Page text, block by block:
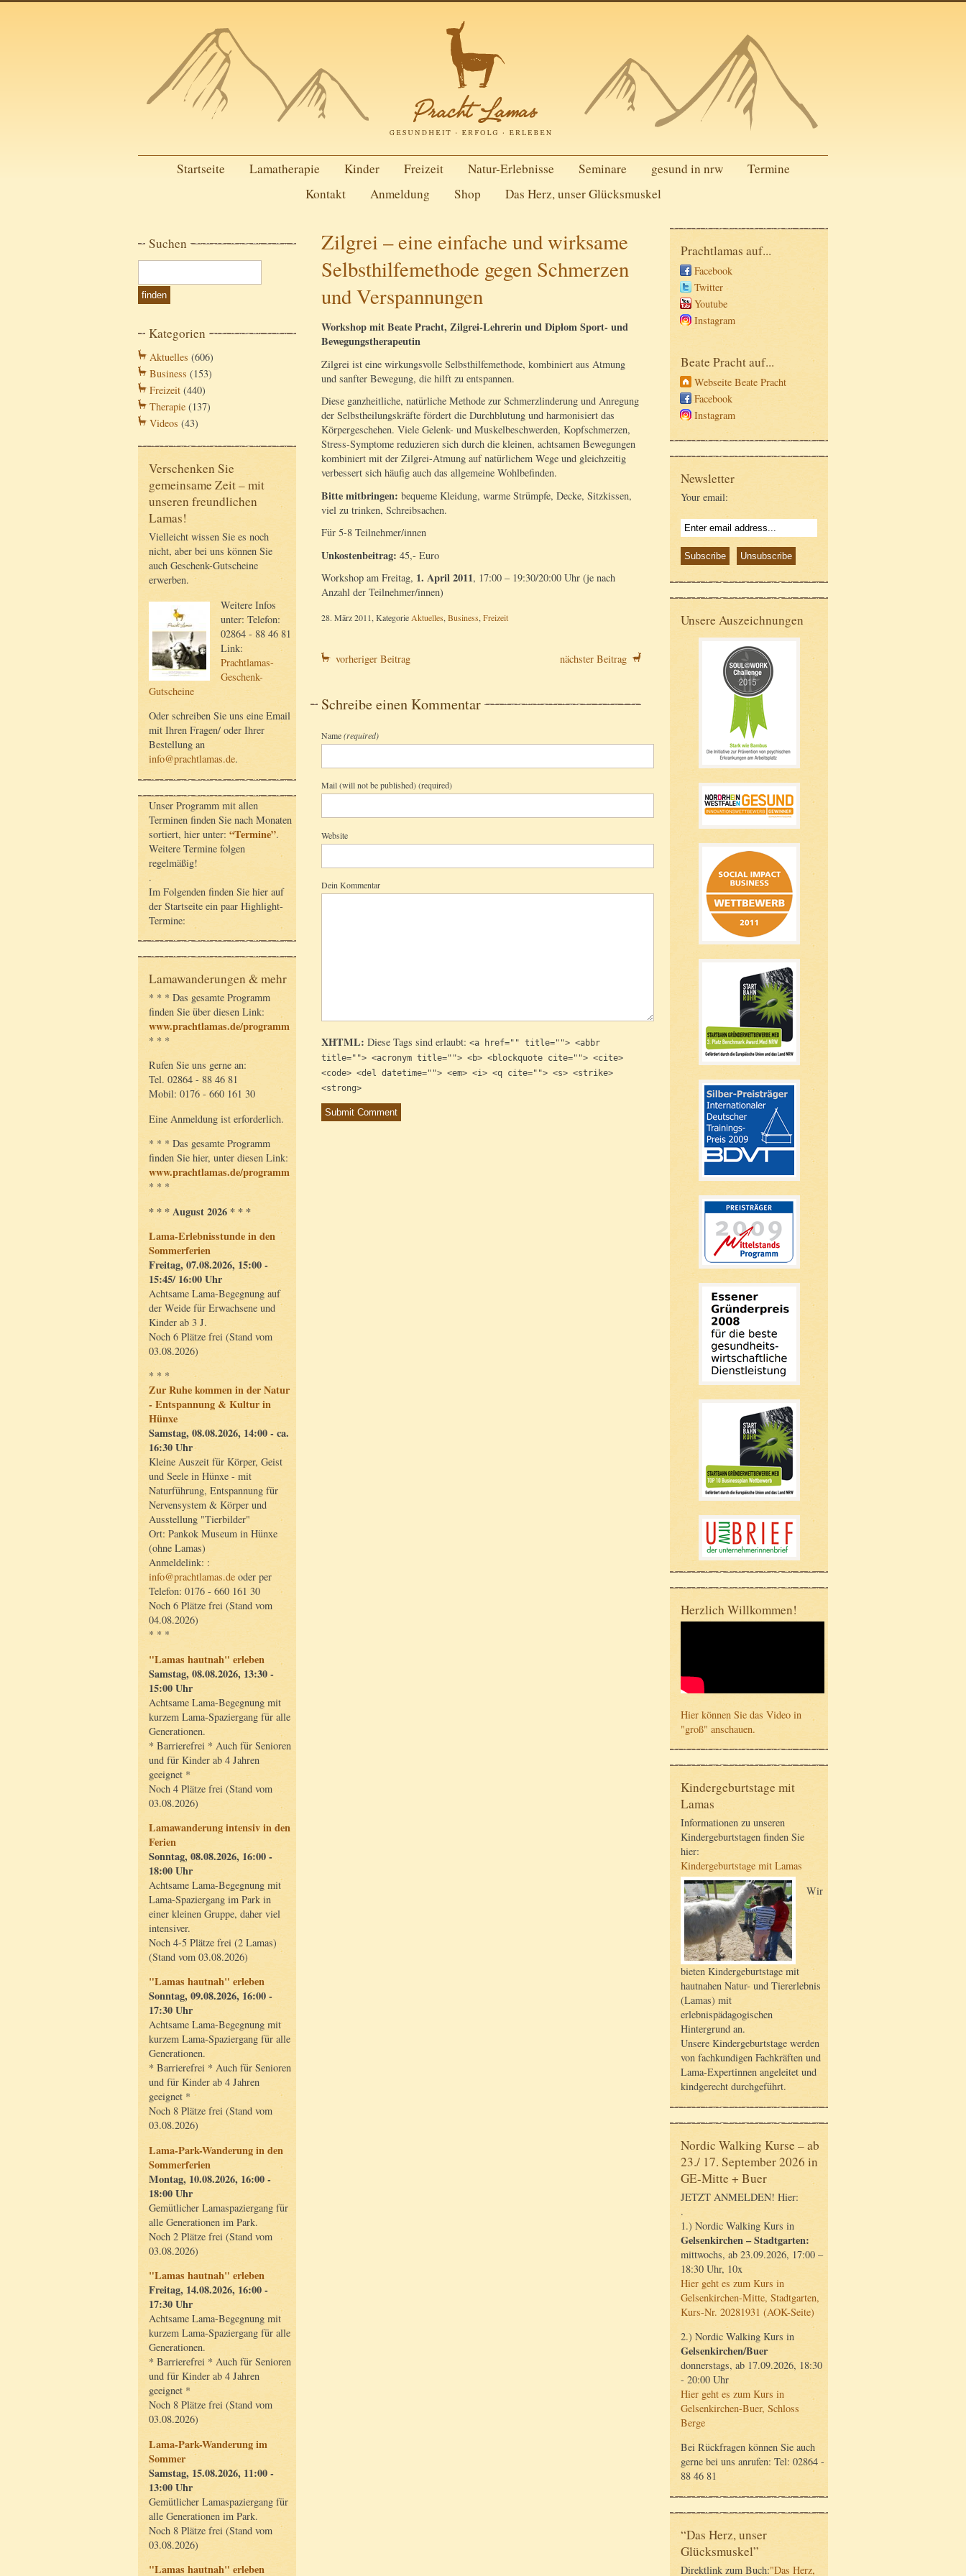
Startseite Lamatherapie Kinder Freizeit Natur-Erlebnisse Seminare gesund in nrw
Termine
Kontakt
Anmeldung Shop Das Herz, unser Glücksmuskel
Suchen
Kategorien
Aktuelles (606)
Business (153)
Freizeit (440)
Therapie (137)
Videos (43)
Verschenken Sie
gemeinsame Zeit – mit
unseren freundlichen
Lamas!
Vielleicht wissen Sie es noch
nicht, aber bei uns können Sie
auch Geschenk-Gutscheine
erwerben.
Weitere Infos
unter: Telefon:
02864 - 88 46 81
Link:
Prachtlamas-
Geschenk-
Gutscheine
Oder schreiben Sie uns eine Email
mit Ihren Fragen/ oder Ihrer
Bestellung an
info@prachtlamas.de.
Unser Programm mit allen
Terminen finden Sie nach Monaten
sortiert, hier unter: “Termine”.
Weitere Termine folgen
regelmäßig!
.
Im Folgenden finden Sie hier auf
der Startseite ein paar Highlight-
Termine:
Lamawanderungen & mehr
* * * Das gesamte Programm
finden Sie über diesen Link:
www.prachtlamas.de/programm
* * *
Rufen Sie uns gerne an:
Tel. 02864 - 88 46 81
Mobil: 0176 - 660 161 30
Eine Anmeldung ist erforderlich.
* * * Das gesamte Programm
finden Sie hier, unter diesen Link:
www.prachtlamas.de/programm
* * *
* * * August 2026 * * *
Lama-Erlebnisstunde in den
Sommerferien
Freitag, 07.08.2026, 15:00 -
15:45/ 16:00 Uhr
Achtsame Lama-Begegnung auf
der Weide für Erwachsene und
Kinder ab 3 J.
Noch 6 Plätze frei (Stand vom
03.08.2026)
* * *
Zur Ruhe kommen in der Natur
- Entspannung & Kultur in
Hünxe
Samstag, 08.08.2026, 14:00 - ca.
16:30 Uhr
Kleine Auszeit für Körper, Geist
und Seele in Hünxe - mit
Naturführung, Entspannung für
Nervensystem & Körper und
Ausstellung "Tierbilder"
Ort: Pankok Museum in Hünxe
(ohne Lamas)
Anmeldelink: :
info@prachtlamas.de oder per
Telefon: 0176 - 660 161 30
Noch 6 Plätze frei (Stand vom
04.08.2026)
* * *
"Lamas hautnah" erleben
Samstag, 08.08.2026, 13:30 -
15:00 Uhr
Achtsame Lama-Begegnung mit
kurzem Lama-Spaziergang für alle
Generationen.
* Barrierefrei * Auch für Senioren
und für Kinder ab 4 Jahren
geeignet *
Noch 4 Plätze frei (Stand vom
03.08.2026)
Lamawanderung intensiv in den
Ferien
Sonntag, 08.08.2026, 16:00 -
18:00 Uhr
Achtsame Lama-Begegnung mit
Lama-Spaziergang im Park in
einer kleinen Gruppe, daher viel
intensiver.
Noch 4-5 Plätze frei (2 Lamas)
(Stand vom 03.08.2026)
"Lamas hautnah" erleben
Sonntag, 09.08.2026, 16:00 -
17:30 Uhr
Achtsame Lama-Begegnung mit
kurzem Lama-Spaziergang für alle
Generationen.
* Barrierefrei * Auch für Senioren
und für Kinder ab 4 Jahren
geeignet *
Noch 8 Plätze frei (Stand vom
03.08.2026)
Lama-Park-Wanderung in den
Sommerferien
Montag, 10.08.2026, 16:00 -
18:00 Uhr
Gemütlicher Lamaspaziergang für
alle Generationen im Park.
Noch 2 Plätze frei (Stand vom
03.08.2026)
"Lamas hautnah" erleben
Freitag, 14.08.2026, 16:00 -
17:30 Uhr
Achtsame Lama-Begegnung mit
kurzem Lama-Spaziergang für alle
Generationen.
* Barrierefrei * Auch für Senioren
und für Kinder ab 4 Jahren
geeignet *
Noch 8 Plätze frei (Stand vom
03.08.2026)
Lama-Park-Wanderung im
Sommer
Samstag, 15.08.2026, 11:00 -
13:00 Uhr
Gemütlicher Lamaspaziergang für
alle Generationen im Park.
Noch 8 Plätze frei (Stand vom
03.08.2026)
"Lamas hautnah" erleben
Zilgrei – eine einfache und wirksame
Selbsthilfemethode gegen Schmerzen
und Verspannungen
Workshop mit Beate Pracht, Zilgrei-Lehrerin und Diplom Sport- und
Bewegungstherapeutin
Zilgrei ist eine wirkungsvolle Selbsthilfemethode, kombiniert aus Atmung
und sanfter Bewegung, die hilft zu entspannen.
Diese ganzheitliche, natürliche Methode zur Schmerzlinderung und Anregung
der Selbstheilungskräfte fördert die Durchblutung und harmonisiert das
Körpergeschehen. Viele Gelenk- und Muskelbeschwerden, Kopfschmerzen,
Stress-Symptome reduzieren sich durch die kleinen, achtsamen Bewegungen
kombiniert mit der Zilgrei-Atmung auf natürlichem Wege und gleichzeitig
verbessert sich häufig auch das allgemeine Wohlbefinden.
Bitte mitbringen: bequeme Kleidung, warme Strümpfe, Decke, Sitzkissen,
viel zu trinken, Schreibsachen.
Für 5-8 Teilnehmer/innen
Unkostenbeitrag: 45,- Euro
Workshop am Freitag, 1. April 2011, 17:00 – 19:30/20:00 Uhr (je nach
Anzahl der Teilnehmer/innen)
28. März 2011, Kategorie Aktuelles Business Freizeit
vorheriger Beitrag nächster Beitrag
Schreibe einen Kommentar
Name(required)
Mail (will not be published) (required)
Website
Dein Kommentar
XHTML: Diese Tags sind erlaubt: <a href="" title=""> <abbr
title=""> <acronym title=""> <b> <blockquote cite=""> <cite>
<code> <del datetime=""> <em> <i> <q cite=""> <s> <strike>
<strong>
Prachtlamas auf...
Facebook
Twitter
Youtube
Instagram
Beate Pracht auf...
Webseite Beate Pracht
Facebook
Instagram
Newsletter
Your email:
Unsere Auszeichnungen
Herzlich Willkommen!
Hier können Sie das Video in
"groß" anschauen.
Kindergeburtstage mit
Lamas
Informationen zu unseren
Kindergeburtstagen finden Sie
hier:
Kindergeburtstage mit Lamas
Wir
bieten Kindergeburtstage mit
hautnahen Natur- und Tiererlebnis
(Lamas) mit
erlebnispädagogischen
Hintergrund an.
Unsere Kindergeburtstage werden
von fachkundigen Fachkräften und
Lama-Expertinnen angeleitet und
kindgerecht durchgeführt.
Nordic Walking Kurse – ab
23./ 17. September 2026 in
GE-Mitte + Buer
JETZT ANMELDEN! Hier:
.
1.) Nordic Walking Kurs in
Gelsenkirchen – Stadtgarten:
mittwochs, ab 23.09.2026, 17:00 –
18:30 Uhr, 10x
Hier geht es zum Kurs in
Gelsenkirchen-Mitte, Stadtgarten,
Kurs-Nr. 20281931 (AOK-Seite)
2.) Nordic Walking Kurs in
Gelsenkirchen/Buer
donnerstags, ab 17.09.2026, 18:30
- 20:00 Uhr
Hier geht es zum Kurs in
Gelsenkirchen-Buer, Schloss
Berge
Bei Rückfragen können Sie auch
gerne bei uns anrufen: Tel: 02864 -
88 46 81
“Das Herz, unser
Glücksmuskel”
Direktlink zum Buch:"Das Herz,